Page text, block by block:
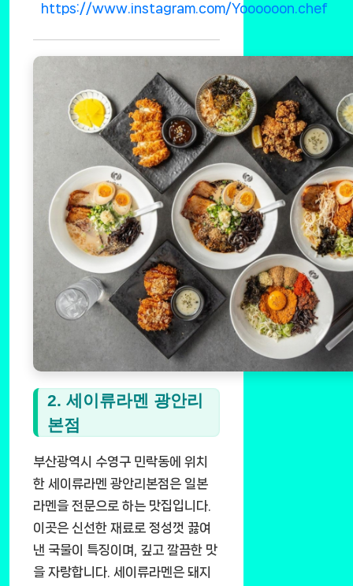
https://www.instagram.com/Yoooooon.chef
2. 세이류라멘 광안리
본점
부산광역시 수영구 민락동에 위치
한 세이류라멘 광안리본점은 일본
라멘을 전문으로 하는 맛집입니다.
이곳은 신선한 재료로 정성껏 끓여
낸 국물이 특징이며, 깊고 깔끔한 맛
을 자랑합니다. 세이류라멘은 돼지